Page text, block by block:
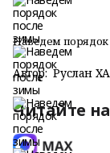
Наведем
Автор: Руслан
Читайте